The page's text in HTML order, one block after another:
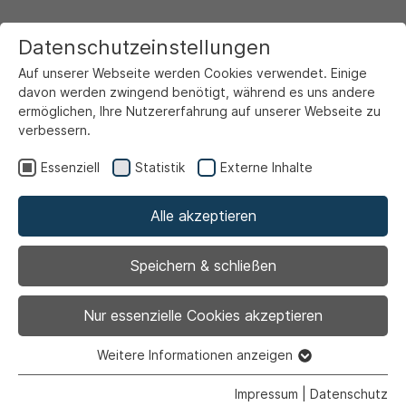
Ausstellung |Kultur
Tönnis im Rausch
Ausstellung vom 24.08. - 29.09.2024
Datenschutzeinstellungen
Auf unserer Webseite werden Cookies verwendet. Einige
davon werden zwingend benötigt, während es uns andere
ermöglichen, Ihre Nutzererfahrung auf unserer Webseite zu
verbessern.
Essenziell Statistik Externe Inhalte
Alle akzeptieren
Speichern & schließen
Nur essenzielle Cookies akzeptieren
Essenzielle Cookies werden für grundlegende Funktionen
Weitere Informationen anzeigen
Impressum Datenschutz